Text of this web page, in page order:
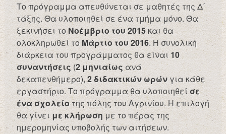
Το πρόγραμμα απευθύνεται σε μαθητές της Δ΄
τάξης. Θα υλοποιηθεί σε ένα τμήμα μόνο. Θα
ξεκινήσει τοΝοέμβριο του 2015και θα
ολοκληρωθεί τοΜάρτιο του 2016. Η συνολική
διάρκεια του προγράμματος θα είναι10
συναντήσεις(2 μηνιαίωςανά
δεκαπενθήμερο),2 διδακτικών ωρώνγια κάθε
εργαστήριο. Το πρόγραμμα θα υλοποιηθείσε
ένα σχολείοτης πόλης του Αγρινίου. Η επιλογή
θα γίνειμε κλήρωσημε το πέρας της
ημερομηνίας υποβολής των αιτήσεων.